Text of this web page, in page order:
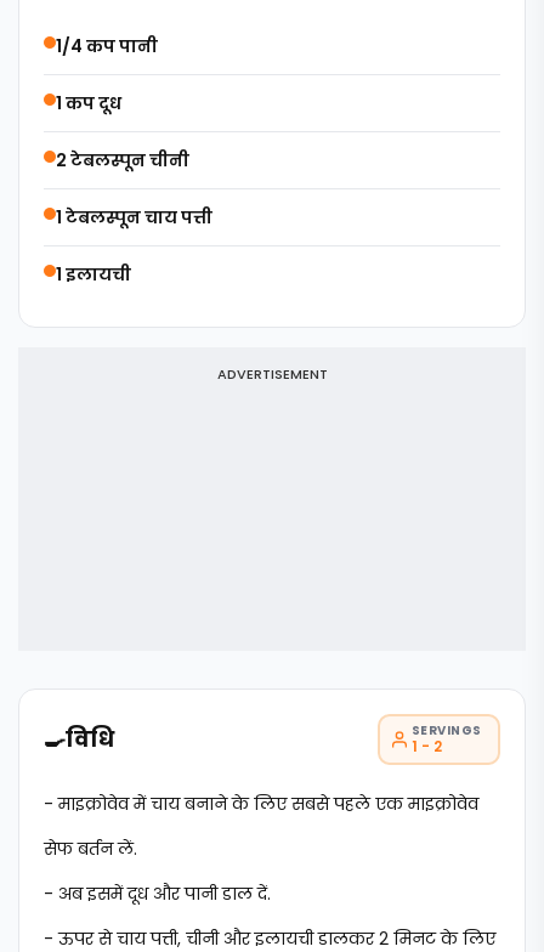
1/4 कप पानी
1 कप दूध
2 टेबलस्पून चीनी
1 टेबलस्पून चाय पत्ती
1 इलायची
🍳विधि SERVINGS
1 - 2
- माइक्रोवेव में चाय बनाने के लिए सबसे पहले एक माइक्रोवेव
सेफ बर्तन लें.
- अब इसमें दूध और पानी डाल दें.
- ऊपर से चाय पत्ती, चीनी और इलायची डालकर 2 मिनट के लिए
ADVERTISEMENT